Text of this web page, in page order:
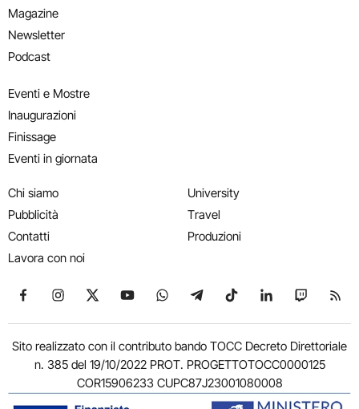
Magazine
Newsletter
Podcast
Eventi e Mostre
Inaugurazioni
Finissage
Eventi in giornata
Chi siamo
Pubblicità
Contatti
Lavora con noi
University
Travel
Produzioni
Seguici su Facebook
Seguici su Instagram
Seguici su X
Seguici su YouTube
Seguici su WhatsApp
Seguici su Telegram
Seguici su TikTok
Seguici su
Seguici
Sito realizzato con il contributo bando TOCC Decreto Direttoriale
n. 385 del 19/10/2022 PROT. PROGETTOTOCC0000125
COR15906233 CUPC87J23001080008